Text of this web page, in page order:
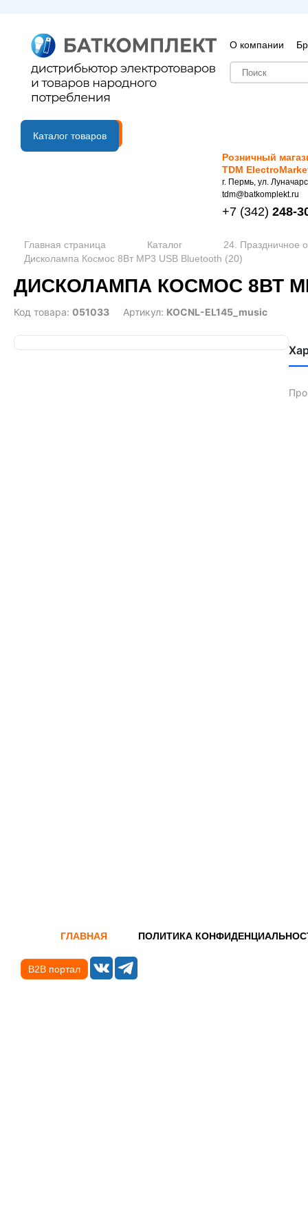
О компании
B2B портал
Каталог товаров
Розничный
TDM
г. Пермь, ул.
tdm@batkomplekt.ru
+7 (342) 248-
Главная страница Каталог
24. Праздничное
Дисколампа Космос 8Вт MP3 USB Bluetooth (20)
ДИСКОЛАМПА КОСМОС 8ВТ
Код товара: 051033 Артикул: KOCNL-EL145_music
ГЛАВНАЯ ПОЛИТИКА
B2B портал